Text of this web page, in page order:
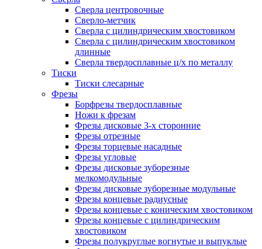
Сверла центровочные
Сверло-метчик
Сверла с цилиндрическим хвостовиком
Сверла с цилиндрическим хвостовиком
длинные
Сверла твердосплавные ц/х по металлу
Тиски
Тиски слесарные
Фрезы
Борфрезы твердосплавные
Ножи к фрезам
Фрезы дисковые 3-х сторонние
Фрезы отрезные
Фрезы торцевые насадные
Фрезы угловые
Фрезы дисковые зуборезные
мелкомодульные
Фрезы дисковые зуборезные модульные
Фрезы концевые радиусные
Фрезы концевые с коническим хвостовиком
Фрезы концевые с цилиндрическим
хвостовиком
Фрезы полукруглые вогнутые и выпуклые